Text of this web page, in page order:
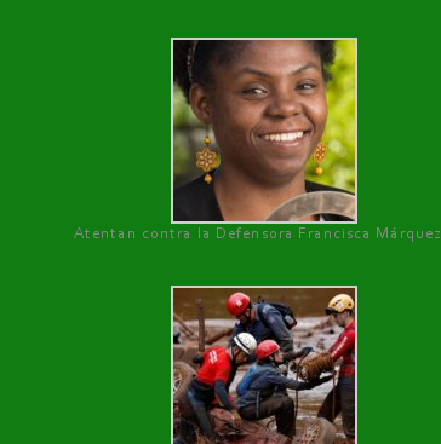
Atentan contra la Defensora Francisca Márquez